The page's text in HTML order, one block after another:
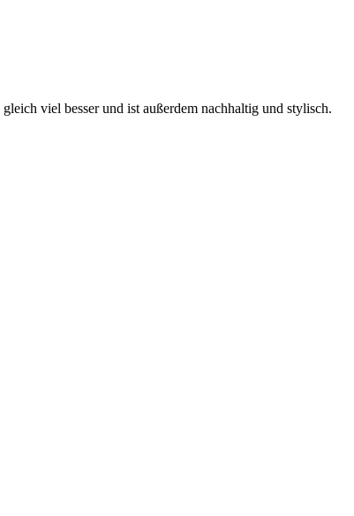
viel besser und ist außerdem nachhaltig und stylisch.